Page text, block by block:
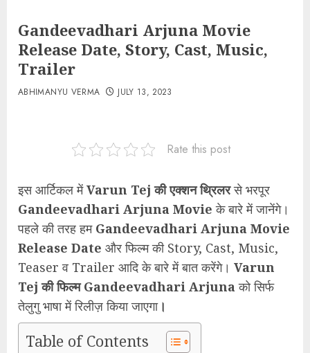
Gandeevadhari Arjuna Movie
Release Date, Story, Cast, Music,
Trailer
ABHIMANYU VERMA JULY 13, 2023
Rate this post
इस आर्टिकल मेंVarun Tej की एक्शन थ्रिलरसे भरपूर
Gandeevadhari Arjuna Movieके बारे में जानेंगे।
पहले की तरह हमGandeevadhari Arjuna Movie
Release Date और फिल्म की Story, Cast, Music,
Teaser व Trailer आदि के बारे में बात करेंगे। Varun
Tej की फिल्म Gandeevadhari Arjunaको सिर्फ
तेलुगु भाषा में रिलीज़ किया जाएगा।
Table of Contents